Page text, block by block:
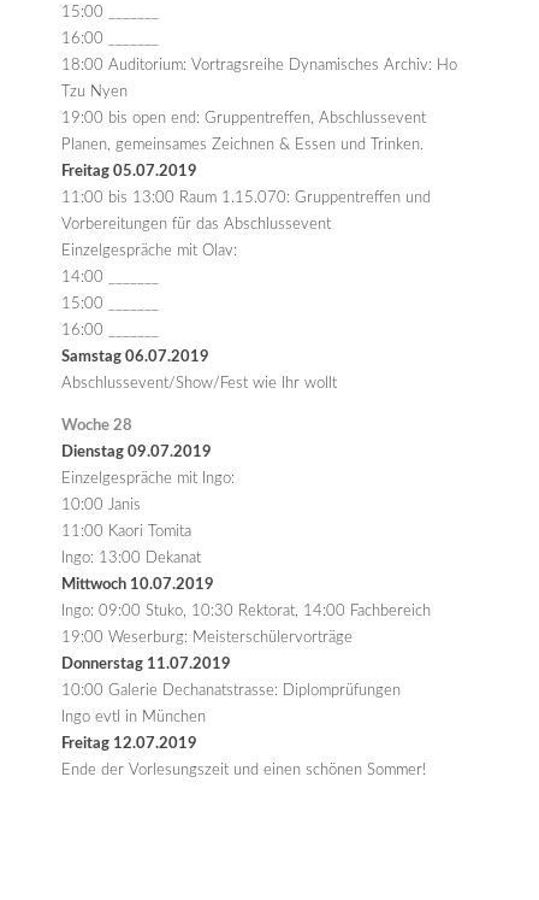
15:00 _______
16:00 _______
18:00 Auditorium: Vortragsreihe Dynamisches Archiv: Ho
Tzu Nyen
19:00 bis open end: Gruppentreffen, Abschlussevent
Planen, gemeinsames Zeichnen & Essen und Trinken.
Freitag 05.07.2019
11:00 bis 13:00 Raum 1.15.070: Gruppentreffen und
Vorbereitungen für das Abschlussevent
Einzelgespräche mit Olav:
14:00 _______
15:00 _______
16:00 _______
Samstag 06.07.2019
Abschlussevent/Show/Fest wie Ihr wollt
Woche 28
Dienstag 09.07.2019
Einzelgespräche mit Ingo:
10:00 Janis
11:00 Kaori Tomita
Ingo: 13:00 Dekanat
Mittwoch 10.07.2019
Ingo: 09:00 Stuko, 10:30 Rektorat, 14:00 Fachbereich
19:00 Weserburg: Meisterschülervorträge
Donnerstag 11.07.2019
10:00 Galerie Dechanatstrasse: Diplomprüfungen
Ingo evtl in München
Freitag 12.07.2019
Ende der Vorlesungszeit und einen schönen Sommer!